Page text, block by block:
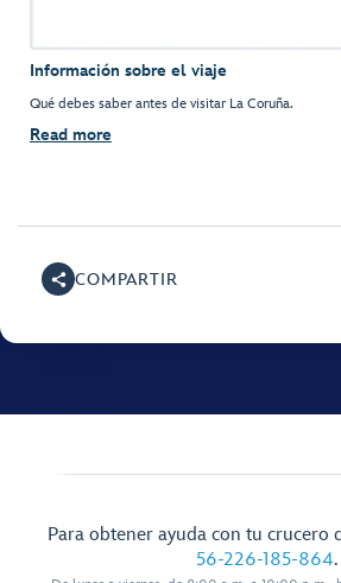
Información sobre el viaje
Qué debes saber antes de visitar La Coruña.
Read more
COMPARTIR
Para obtener ayuda con tu crucero
56-226-185-864.